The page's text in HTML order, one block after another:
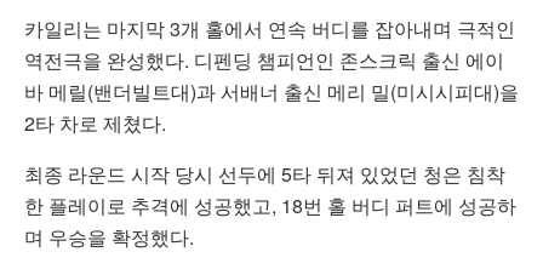
카일리는 마지막 3개 홀에서 연속 버디를 잡아내며 극적인
역전극을 완성했다. 디펜딩 챔피언인 존스크릭 출신 에이
바 메릴(밴더빌트대)과 서배너 출신 메리 밀(미시시피대)을
2타 차로 제쳤다.
최종 라운드 시작 당시 선두에 5타 뒤져 있었던 청은 침착
한 플레이로 추격에 성공했고, 18번 홀 버디 퍼트에 성공하
며 우승을 확정했다.